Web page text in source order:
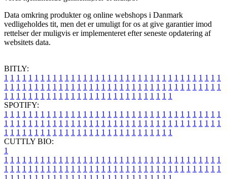
Data omkring produkter og online webshops i Danmark
vedligeholdes tit, men det er umuligt for os at give garantier imod
rettelser der muligvis er implementeret efter seneste opdatering af
websitets data.
BITLY:
1 1 1 1 1 1 1 1 1 1 1 1 1 1 1 1 1 1 1 1 1 1 1 1 1 1 1 1 1 1 1 1 1 1 1 1
1 1 1 1 1 1 1 1 1 1 1 1 1 1 1 1 1 1 1 1 1 1 1 1 1 1 1 1 1 1 1 1 1 1 1 1
1 1 1 1 1 1 1 1 1 1 1 1 1 1 1 1 1 1 1 1 1 1 1 1 1 1 1 1
SPOTIFY:
1 1 1 1 1 1 1 1 1 1 1 1 1 1 1 1 1 1 1 1 1 1 1 1 1 1 1 1 1 1 1 1 1 1 1 1
1 1 1 1 1 1 1 1 1 1 1 1 1 1 1 1 1 1 1 1 1 1 1 1 1 1 1 1 1 1 1 1 1 1 1 1
1 1 1 1 1 1 1 1 1 1 1 1 1 1 1 1 1 1 1 1 1 1 1 1 1 1 1 1
CUTTLY BIO:
1
1 1 1 1 1 1 1 1 1 1 1 1 1 1 1 1 1 1 1 1 1 1 1 1 1 1 1 1 1 1 1 1 1 1 1 1
1 1 1 1 1 1 1 1 1 1 1 1 1 1 1 1 1 1 1 1 1 1 1 1 1 1 1 1 1 1 1 1 1 1 1 1